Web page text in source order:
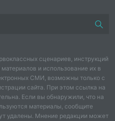
сценариев, инструкций
и использование их в
СМИ, возможны только с
сайта. При этом ссылка на
Если вы обнаружили, что на
материалы, сообщите
удалены. Мнение редакции может